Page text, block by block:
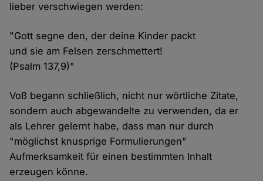
lieber verschwiegen werden:
"Gott segne den, der deine Kinder packt
und sie am Felsen zerschmettert!
(Psalm 137,9)"
Voß begann schließlich, nicht nur wörtliche Zitate,
sondern auch abgewandelte zu verwenden, da er
als Lehrer gelernt habe, dass man nur durch
"möglichst knusprige Formulierungen"
Aufmerksamkeit für einen bestimmten Inhalt
erzeugen könne.